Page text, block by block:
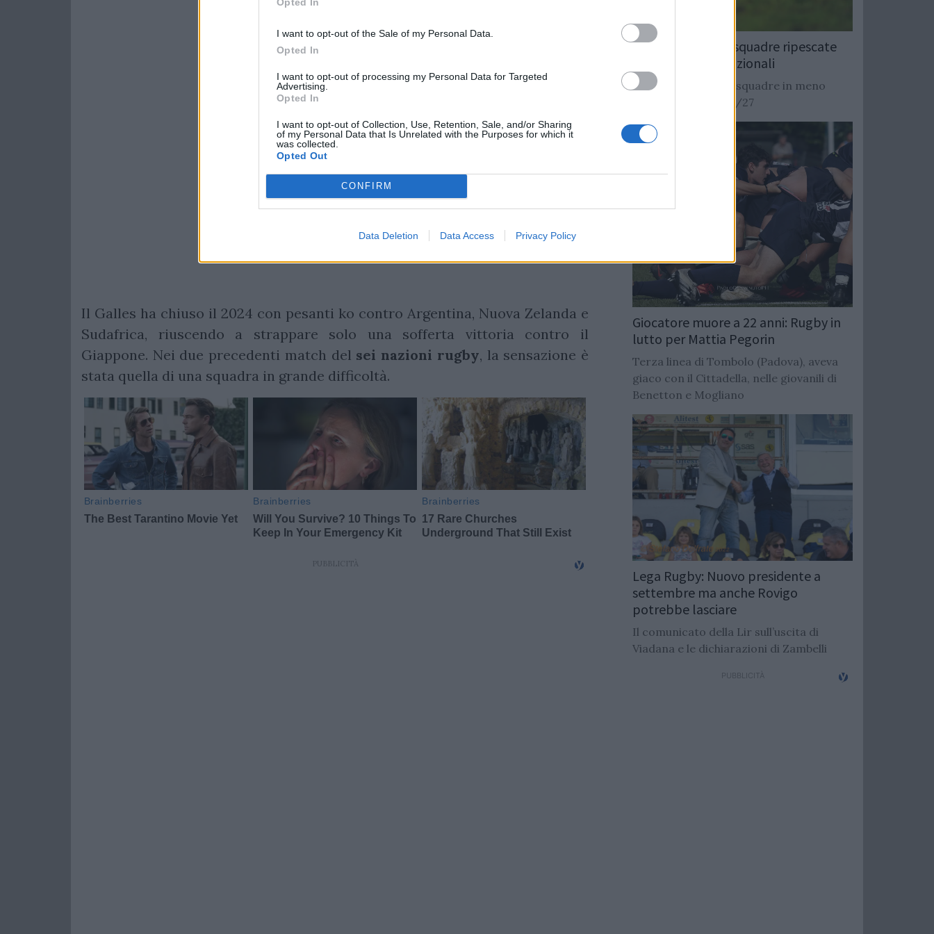
I want to opt-out of the Sale of my Personal Data.
Opted In
I want to opt-out of processing my Personal Data for Targeted
Advertising.
Opted In
I want to opt-out of Collection, Use, Retention, Sale, and/or Sharing
of my Personal Data that Is Unrelated with the Purposes for which it
was collected.
Opted Out
CONFIRM
Data Deletion Data Access Privacy Policy
Il Galles ha chiuso il 2024 con pesanti ko contro Argentina, Nuova Zelanda e
Sudafrica, riuscendo a strappare solo una sofferta vittoria contro il
Giappone. Nei due precedenti match del sei nazioni rugby, la sensazione è
stata quella di una squadra in grande difficoltà.
Rugby: Record di squadre ripescate
nei campionati nazionali
Si stimano oltre 20 squadre in meno
dalla stagione 2026/27
Giocatore muore a 22 anni: Rugby in
lutto per Mattia Pegorin
Terza linea di Tombolo (Padova), aveva
giaco con il Cittadella, nelle giovanili di
Benetton e Mogliano
Lega Rugby: Nuovo presidente a
settembre ma anche Rovigo
potrebbe lasciare
Il comunicato della Lir sull’uscita di
Viadana e le dichiarazioni di Zambelli